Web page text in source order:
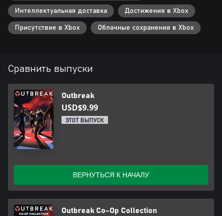
Интеллектуальная доставка Достижения в Xbox
Присутствие в Xbox Облачные сохранения в Xbox
Сравнить выпуски
Outbreak
USD$9.99
ЭТОТ ВЫПУСК
ВЕРНУТЬСЯ К НАЧАЛУ
Outbreak Co-Op Collection